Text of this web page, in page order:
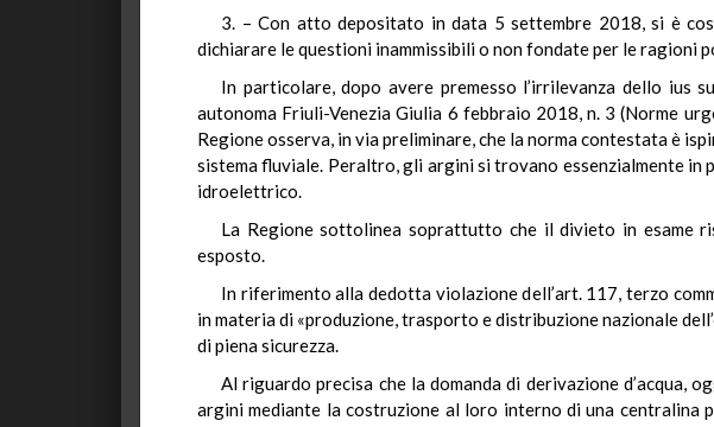
3. – Con atto depositato in data 5 settembre 2018, si è
dichiarare le questioni inammissibili o non fondate per le ragioni
In particolare, dopo avere premesso l’irrilevanza dello ius
autonoma Friuli-Venezia Giulia 6 febbraio 2018, n. 3 (Norme
Regione osserva, in via preliminare, che la norma contestata è
sistema fluviale. Peraltro, gli argini si trovano essenzialmente in
idroelettrico.
La Regione sottolinea soprattutto che il divieto in esame
esposto.
In riferimento alla dedotta violazione dell’art. 117, terzo
in materia di «produzione, trasporto e distribuzione nazionale
di piena sicurezza.
Al riguardo precisa che la domanda di derivazione d’acqua,
argini mediante la costruzione al loro interno di una centralina